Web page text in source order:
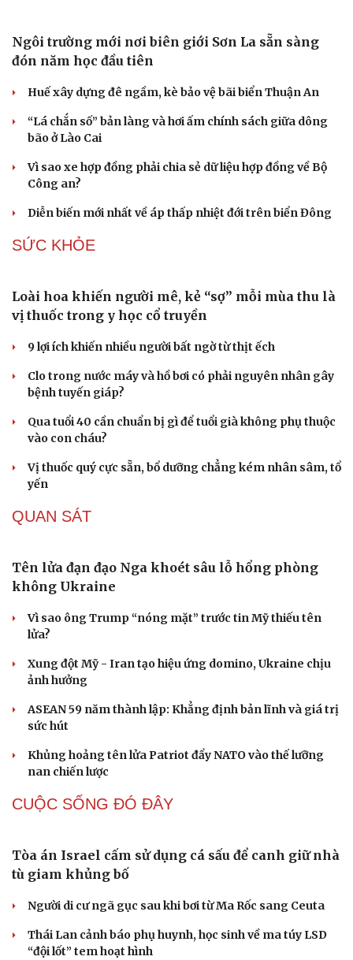
Du lịch
Săn Tour
check-in
Đọc truyện đêm khuya
Kể chuyện cho bé
Hạt giống tâm hồn
Ngôi trường mới nơi biên giới Sơn La sẵn sàng
đón năm học đầu tiên
Huế xây dựng đê ngầm, kè bảo vệ bãi biển Thuận An
“Lá chắn số” bản làng và hơi ấm chính sách giữa dông
bão ở Lào Cai
Vì sao xe hợp đồng phải chia sẻ dữ liệu hợp đồng về Bộ
Công an?
Diễn biến mới nhất về áp thấp nhiệt đới trên biển Đông
SỨC KHỎE
Loài hoa khiến người mê, kẻ “sợ” mỗi mùa thu là
vị thuốc trong y học cổ truyền
9 lợi ích khiến nhiều người bất ngờ từ thịt ếch
Clo trong nước máy và hồ bơi có phải nguyên nhân gây
bệnh tuyến giáp?
Qua tuổi 40 cần chuẩn bị gì để tuổi già không phụ thuộc
vào con cháu?
Vị thuốc quý cực sẵn, bổ dưỡng chẳng kém nhân sâm, tổ
yến
QUAN SÁT
Tên lửa đạn đạo Nga khoét sâu lỗ hổng phòng
không Ukraine
Vì sao ông Trump “nóng mặt” trước tin Mỹ thiếu tên
lửa?
Xung đột Mỹ - Iran tạo hiệu ứng domino, Ukraine chịu
ảnh hưởng
ASEAN 59 năm thành lập: Khẳng định bản lĩnh và giá trị
sức hút
Khủng hoảng tên lửa Patriot đẩy NATO vào thế lưỡng
nan chiến lược
CUỘC SỐNG ĐÓ ĐÂY
Tòa án Israel cấm sử dụng cá sấu để canh giữ nhà
tù giam khủng bố
Người di cư ngã gục sau khi bơi từ Ma Rốc sang Ceuta
Thái Lan cảnh báo phụ huynh, học sinh về ma túy LSD
“đội lốt” tem hoạt hình